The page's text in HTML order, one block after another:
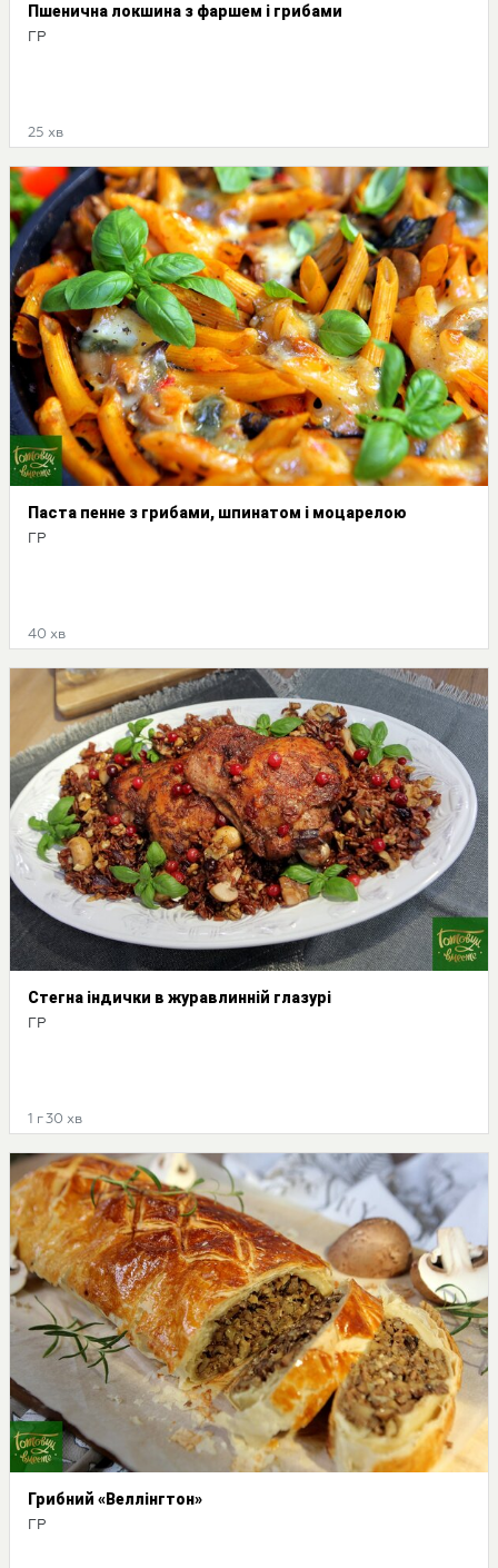
Пшенична локшина з фаршем і грибами
ГР
25 хв
Паста пенне з грибами, шпинатом і моцарелою
ГР
40 хв
Стегна індички в журавлинній глазурі
ГР
1 г 30 хв
Грибний «Веллінгтон»
ГР